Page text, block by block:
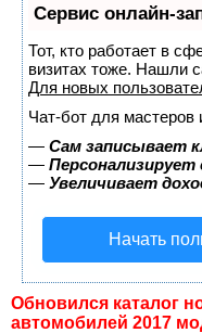
Сервис онлайн-
Тот, кто работает в
визитах тоже. Нашли
Для новых
Чат-бот для мастеров
— Сам записывает
—
— Увеличивает
Начать
Обновился каталог
автомобилей 2017